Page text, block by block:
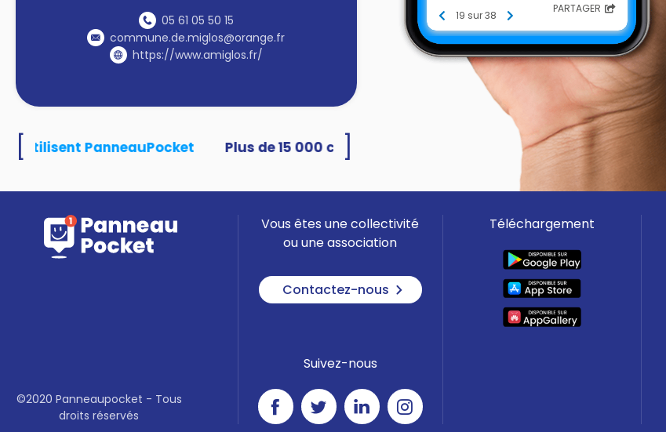
05 61 05 50 15
commune.de.miglos@orange.fr
https://www.amiglos.fr/
19 sur 38 PARTAGER
utilisent PanneauPocket
©2020 Panneaupocket - Tous
droits réservés
Vous êtes une collectivité
ou une association
Contactez-nous
Suivez-nous
Téléchargement